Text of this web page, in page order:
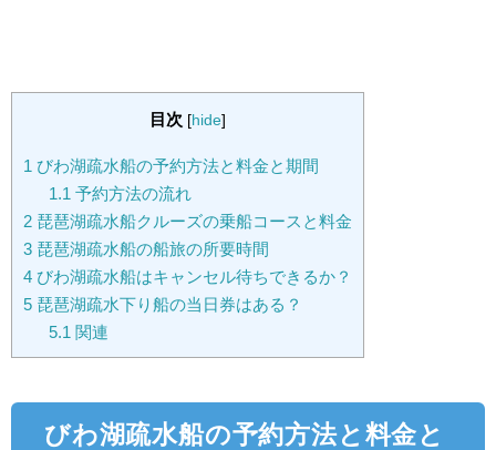
目次 [hide]
1 びわ湖疏水船の予約方法と料金と期間
1.1 予約方法の流れ
2 琵琶湖疏水船クルーズの乗船コースと料金
3 琵琶湖疏水船の船旅の所要時間
4 びわ湖疏水船はキャンセル待ちできるか？
5 琵琶湖疏水下り船の当日券はある？
5.1 関連
びわ湖疏水船の予約方法と料金と